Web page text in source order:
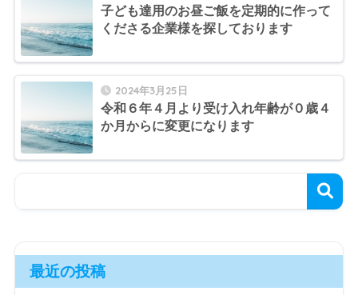
子ども達用のお昼ご飯を定期的に作って
くださる企業様を探しております
2024年3月25日
令和６年４月より受け入れ年齢が０歳４
か月からに変更になります
最近の投稿